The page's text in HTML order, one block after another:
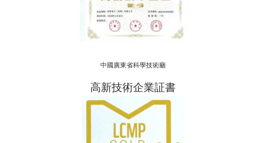
中國廣東省科學技術廳
高新技術企業証書